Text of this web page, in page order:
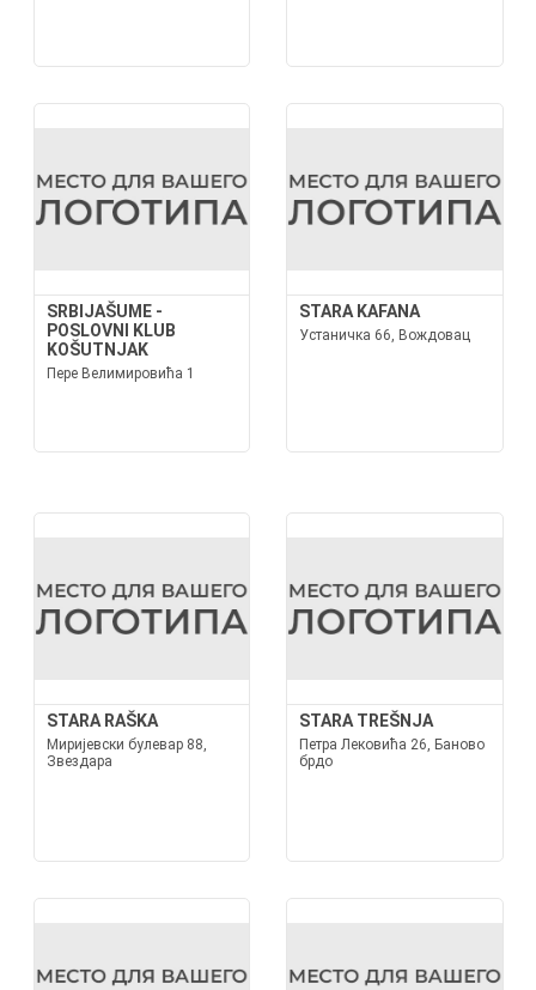
SRBIJAŠUME -
POSLOVNI KLUB
KOŠUTNJAK
Пере Велимировића 1
STARA KAFANA
Устаничка 66, Вождовац
STARA RAŠKA
Миријевски булевар 88,
Звездара
STARA TREŠNJA
Петра Лековића 26, Баново
брдо